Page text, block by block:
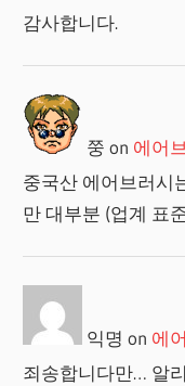
감사합니다.
쭝 on 에어
중국산 에어브러시
만 대부분 (업계 표
익명 on 에
죄송합니다만… 알